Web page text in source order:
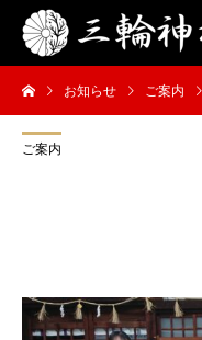
お知らせ ご案内
ご案内